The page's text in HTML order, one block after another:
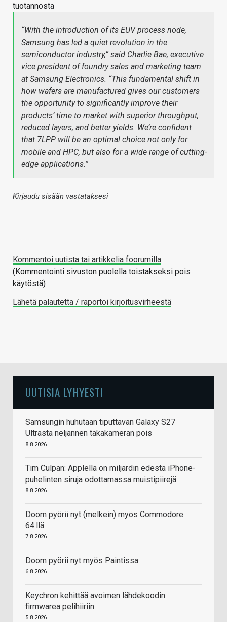
tuotannosta
“With the introduction of its EUV process node,
Samsung has led a quiet revolution in the
semiconductor industry,” said Charlie Bae, executive
vice president of foundry sales and marketing team
at Samsung Electronics. “This fundamental shift in
how wafers are manufactured gives our customers
the opportunity to significantly improve their
products’ time to market with superior throughput,
reduced layers, and better yields. We’re confident
that 7LPP will be an optimal choice not only for
mobile and HPC, but also for a wide range of cutting-
edge applications.”
Kirjaudu sisään vastataksesi
Kommentoi uutista tai artikkelia foorumilla
(Kommentointi sivuston puolella toistakseksi pois
käytöstä)
Lähetä palautetta / raportoi kirjoitusvirheestä
UUTISIA LYHYESTI
Samsungin huhutaan tiputtavan Galaxy S27
Ultrasta neljännen takakameran pois
8.8.2026
Tim Culpan: Applella on miljardin edestä iPhone-
puhelinten siruja odottamassa muistipiirejä
8.8.2026
Doom pyörii nyt (melkein) myös Commodore
64:llä
7.8.2026
Doom pyörii nyt myös Paintissa
6.8.2026
Keychron kehittää avoimen lähdekoodin
firmwarea pelihiiriin
5.8.2026